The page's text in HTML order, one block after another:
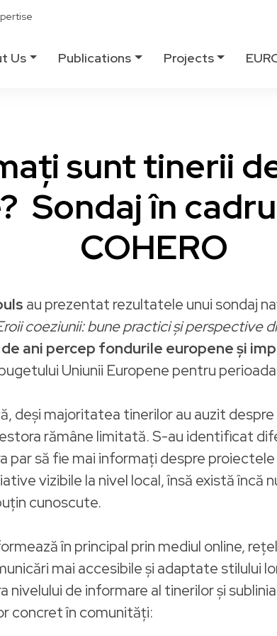
Us Publications Projects
sunt tinerii
Sondaj în
COHERO
au prezentat rezultatele unui sondaj
coeziunii: bune practici și perspective
ani percep fondurile europene și
Uniunii Europene pentru
deși majoritatea tinerilor au auzit
rămâne limitată. S-au identificat
par să fie mai informați despre
vizibile la nivel local, însă există încă
cunoscute.
în principal prin mediul online,
mai accesibile și adaptate stilului
nivelului de informare al tinerilor și
concret în comunități: